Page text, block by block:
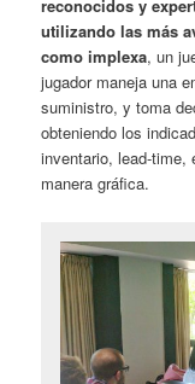
reconocidos y
utilizando las más
como implexa, un
jugador maneja una
suministro, y toma
obteniendo los
inventario, lead-time,
manera gráfica.